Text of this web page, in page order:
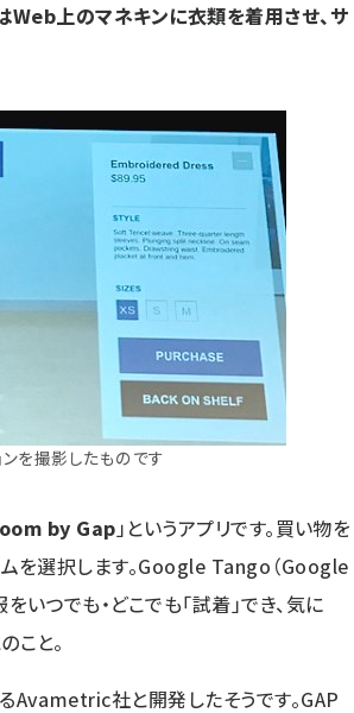
Web上のマネキンに衣類を着用させ、サ
を撮影したものです
by Gap」というアプリです。買い物を
を選択します。Google Tango（Google
つでも・どこでも「試着」でき、気に
こと。
Avametric社と開発したそうです。GAP